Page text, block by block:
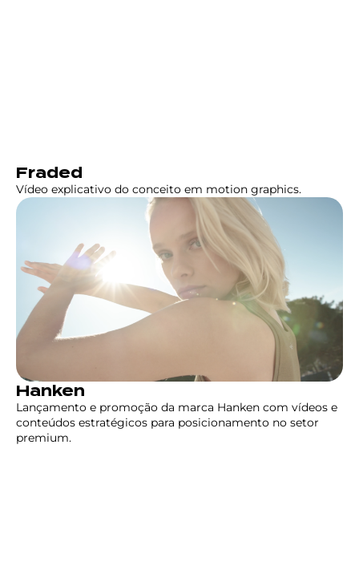
Fraded
Vídeo explicativo do conceito em motion graphics.
Hanken
Lançamento e promoção da marca Hanken com vídeos e
conteúdos estratégicos para posicionamento no setor
premium.